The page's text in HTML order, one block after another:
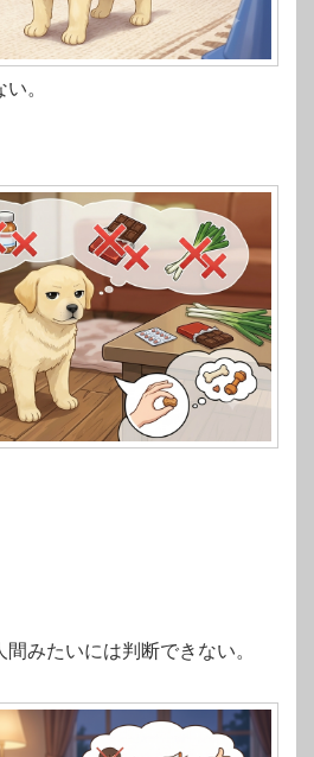
。
みたいには判断できない。